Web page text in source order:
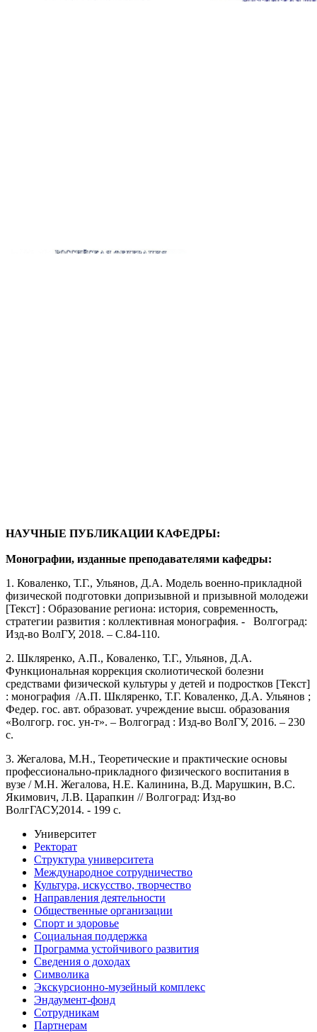
НАУЧНЫЕ ПУБЛИКАЦИИ КАФЕДРЫ:
Монографии, изданные преподавателями кафедры:
1. Коваленко, Т.Г., Ульянов, Д.А. Модель военно-прикладной
физической подготовки допризывной и призывной молодежи
[Текст] : Образование региона: история, современность,
стратегии развития : коллективная монография. - Волгоград:
Изд-во ВолГУ, 2018. – С.84-110.
2. Шкляренко, А.П., Коваленко, Т.Г., Ульянов, Д.А.
Функциональная коррекция сколиотической болезни
средствами физической культуры у детей и подростков [Текст]
: монография /А.П. Шкляренко, Т.Г. Коваленко, Д.А. Ульянов ;
Федер. гос. авт. образоват. учреждение высш. образования
«Волгогр. гос. ун-т». – Волгоград : Изд-во ВолГУ, 2016. – 230
с.
3. Жегалова, М.Н., Теоретические и практические основы
профессионально-прикладного физического воспитания в
вузе / М.Н. Жегалова, Н.Е. Калинина, В.Д. Марушкин, В.С.
Якимович, Л.В. Царапкин // Волгоград: Изд-во
ВолгГАСУ,2014. - 199 с.
Университет
Ректорат
Структура университета
Международное сотрудничество
Культура, искусство, творчество
Направления деятельности
Общественные организации
Спорт и здоровье
Социальная поддержка
Программа устойчивого развития
Сведения о доходах
Символика
Экскурсионно-музейный комплекс
Эндаумент-фонд
Сотрудникам
Партнерам